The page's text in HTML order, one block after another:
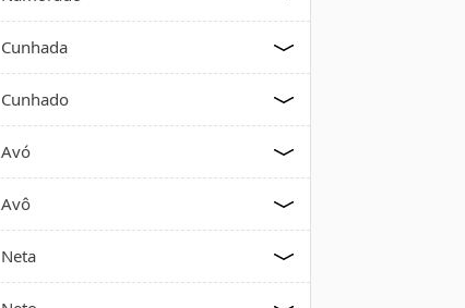
Cunhada
Cunhado
Avó
Avô
Neta